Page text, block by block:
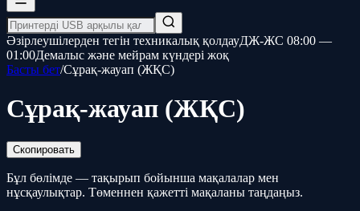
Әзірлеушілерден тегін техникалық қолдауДЖ-ЖС 08:00 —
01:00Демалыс және мейрам күндері жоқ
Басты бет/Сұрақ-жауап (ЖҚС)
Сұрақ-жауап (ЖҚС)
Скопировать
Бұл бөлімде — тақырып бойынша мақалалар мен
нұсқаулықтар. Төменнен қажетті мақаланы таңдаңыз.